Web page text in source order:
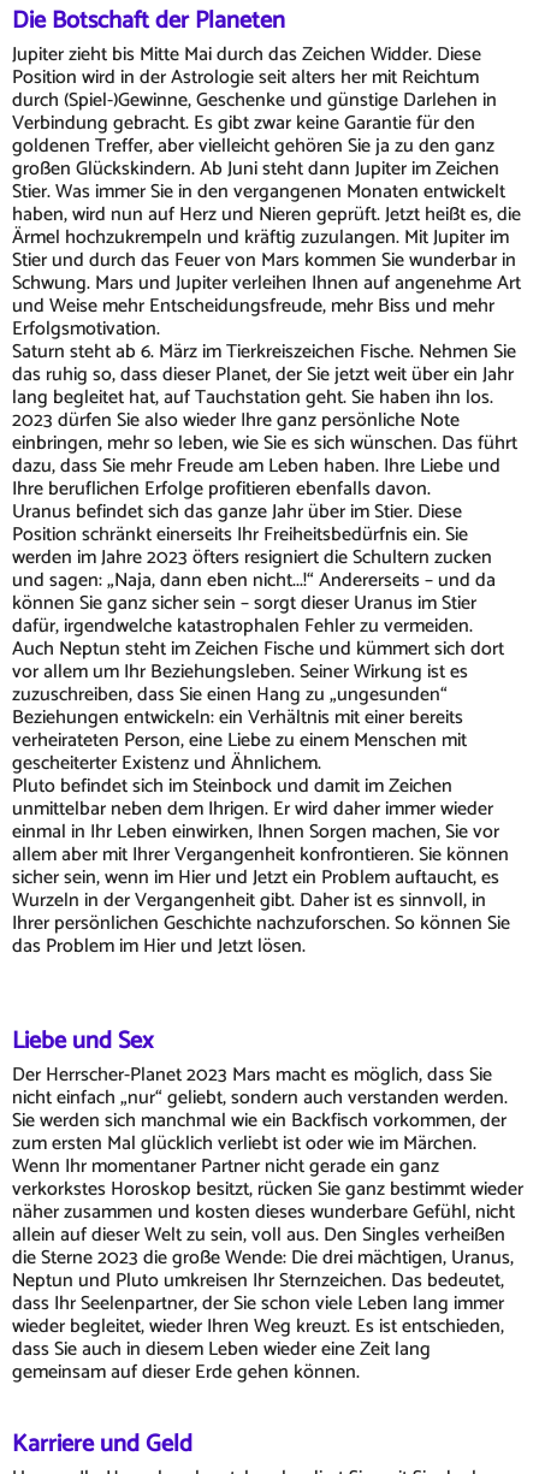
Die Botschaft der Planeten
Jupiter zieht bis Mitte Mai durch das Zeichen Widder. Diese
Position wird in der Astrologie seit alters her mit Reichtum
durch (Spiel-)Gewinne, Geschenke und günstige Darlehen in
Verbindung gebracht. Es gibt zwar keine Garantie für den
goldenen Treffer, aber vielleicht gehören Sie ja zu den ganz
großen Glückskindern. Ab Juni steht dann Jupiter im Zeichen
Stier. Was immer Sie in den vergangenen Monaten entwickelt
haben, wird nun auf Herz und Nieren geprüft. Jetzt heißt es, die
Ärmel hochzukrempeln und kräftig zuzulangen. Mit Jupiter im
Stier und durch das Feuer von Mars kommen Sie wunderbar in
Schwung. Mars und Jupiter verleihen Ihnen auf angenehme Art
und Weise mehr Entscheidungsfreude, mehr Biss und mehr
Erfolgsmotivation.
Saturn steht ab 6. März im Tierkreiszeichen Fische. Nehmen Sie
das ruhig so, dass dieser Planet, der Sie jetzt weit über ein Jahr
lang begleitet hat, auf Tauchstation geht. Sie haben ihn los.
2023 dürfen Sie also wieder Ihre ganz persönliche Note
einbringen, mehr so leben, wie Sie es sich wünschen. Das führt
dazu, dass Sie mehr Freude am Leben haben. Ihre Liebe und
Ihre beruflichen Erfolge profitieren ebenfalls davon.
Uranus befindet sich das ganze Jahr über im Stier. Diese
Position schränkt einerseits Ihr Freiheitsbedürfnis ein. Sie
werden im Jahre 2023 öfters resigniert die Schultern zucken
und sagen: „Naja, dann eben nicht...!“ Andererseits – und da
können Sie ganz sicher sein – sorgt dieser Uranus im Stier
dafür, irgendwelche katastrophalen Fehler zu vermeiden.
Auch Neptun steht im Zeichen Fische und kümmert sich dort
vor allem um Ihr Beziehungsleben. Seiner Wirkung ist es
zuzuschreiben, dass Sie einen Hang zu „ungesunden“
Beziehungen entwickeln: ein Verhältnis mit einer bereits
verheirateten Person, eine Liebe zu einem Menschen mit
gescheiterter Existenz und Ähnlichem.
Pluto befindet sich im Steinbock und damit im Zeichen
unmittelbar neben dem Ihrigen. Er wird daher immer wieder
einmal in Ihr Leben einwirken, Ihnen Sorgen machen, Sie vor
allem aber mit Ihrer Vergangenheit konfrontieren. Sie können
sicher sein, wenn im Hier und Jetzt ein Problem auftaucht, es
Wurzeln in der Vergangenheit gibt. Daher ist es sinnvoll, in
Ihrer persönlichen Geschichte nachzuforschen. So können Sie
das Problem im Hier und Jetzt lösen.
Liebe und Sex
Der Herrscher-Planet 2023 Mars macht es möglich, dass Sie
nicht einfach „nur“ geliebt, sondern auch verstanden werden.
Sie werden sich manchmal wie ein Backfisch vorkommen, der
zum ersten Mal glücklich verliebt ist oder wie im Märchen.
Wenn Ihr momentaner Partner nicht gerade ein ganz
verkorkstes Horoskop besitzt, rücken Sie ganz bestimmt wieder
näher zusammen und kosten dieses wunderbare Gefühl, nicht
allein auf dieser Welt zu sein, voll aus. Den Singles verheißen
die Sterne 2023 die große Wende: Die drei mächtigen, Uranus,
Neptun und Pluto umkreisen Ihr Sternzeichen. Das bedeutet,
dass Ihr Seelenpartner, der Sie schon viele Leben lang immer
wieder begleitet, wieder Ihren Weg kreuzt. Es ist entschieden,
dass Sie auch in diesem Leben wieder eine Zeit lang
gemeinsam auf dieser Erde gehen können.
Karriere und Geld